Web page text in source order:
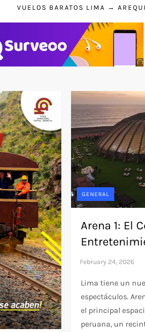
VUELOS BARATOS LIMA →
GENERAL
Arena 1: El
Lima tiene un
espectáculos.
el principal
peruana, un